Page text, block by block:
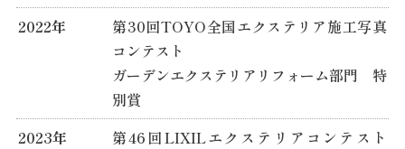
2022年
第30回TOYO全国エクステリア施工写真
コンテスト
ガーデンエクステリアリフォーム部門 特
別賞
2023年
第46回LIXILエクステリアコンテスト